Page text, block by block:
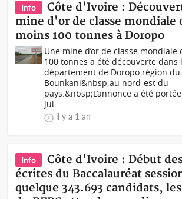
Info
Côte d'Ivoire :
mine d'or de classe mondiale
moins 100 tonnes à Doropo
Une mine d’or de classe mondiale
100 tonnes a été découverte dans
département de Doropo région du
Bounkani&nbsp;au nord-est du
pays.&nbsp;L’annonce a été
jui...
il y a 1 an
Info
Côte d'Ivoire : Début
écrites du Baccalauréat
quelque 343.693 candidats,